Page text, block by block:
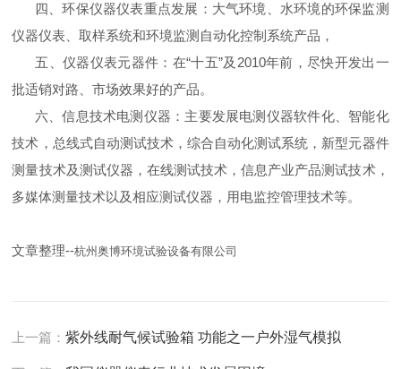
四、环保仪器仪表重点发展：大气环境、水环境的环保监测
仪器仪表、取样系统和环境监测自动化控制系统产品，
五、仪器仪表元器件：在“十五”及2010年前，尽快开发出一
批适销对路、市场效果好的产品。
六、信息技术电测仪器：主要发展电测仪器软件化、智能化
技术，总线式自动测试技术，综合自动化测试系统，新型元器件
测量技术及测试仪器，在线测试技术，信息产业产品测试技术，
多媒体测量技术以及相应测试仪器，用电监控管理技术等。
文章整理--杭州奥博环境试验设备有限公司
上一篇：紫外线耐气候试验箱 功能之一户外湿气模拟